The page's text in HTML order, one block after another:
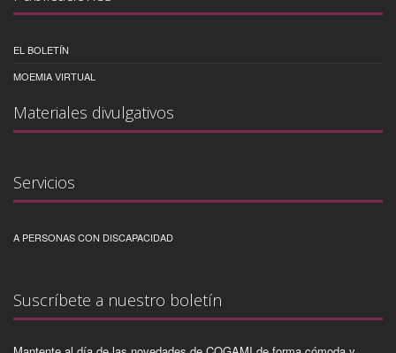
EL BOLETÍN
MOEMIA VIRTUAL
Materiales divulgativos
Servicios
A PERSONAS CON DISCAPACIDAD
Suscríbete a nuestro boletín